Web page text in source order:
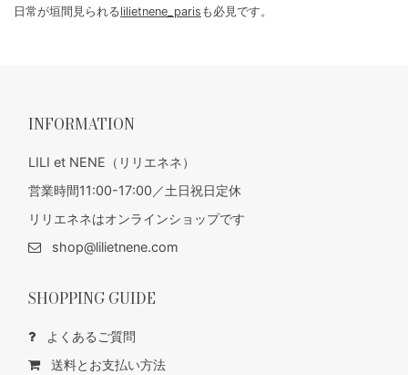
日常が垣間見られるlilietnene_paris も必見です。
INFORMATION
LILI et NENE（リリエネネ）
営業時間11:00-17:00／土日祝日定休
リリエネネはオンラインショップです
shop@lilietnene.com
SHOPPING GUIDE
よくあるご質問
送料とお支払い方法